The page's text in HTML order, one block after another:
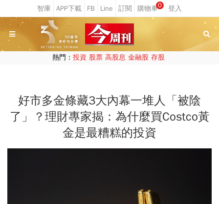
0
熱門： 投資 股票 高股息 金融股 存股
好市多金條藏3大內幕一堆人「被陰
了」？理財專家揭：為什麼買Costco黃
金是最糟糕的投資